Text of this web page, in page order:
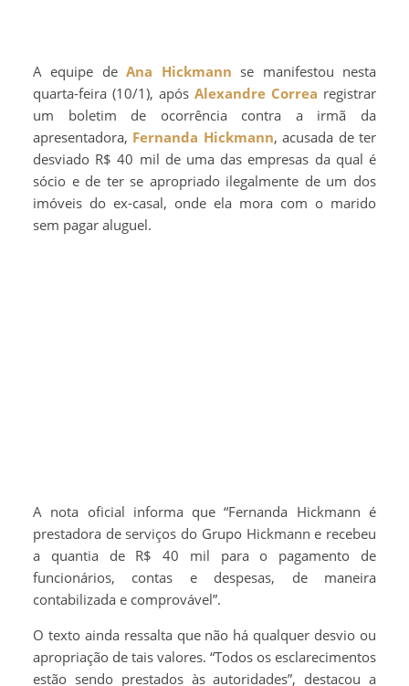
A equipe deAna Hickmann se manifestou nesta
quarta-feira (10/1), após Alexandre Correa registrar
um boletim de ocorrência contra a irmã da
apresentadora, Fernanda Hickmann, acusada de ter
desviado R$ 40 mil de uma das empresas da qual é
sócio e de ter se apropriado ilegalmente de um dos
imóveis do ex-casal, onde ela mora com o marido
sem pagar aluguel.
A nota oficial informa que “Fernanda Hickmann é
prestadora de serviços do Grupo Hickmann e recebeu
a quantia de R$ 40 mil para o pagamento de
funcionários, contas e despesas, de maneira
contabilizada e comprovável”.
O texto ainda ressalta que não há qualquer desvio ou
apropriação de tais valores. “Todos os esclarecimentos
estão sendo prestados às autoridades”, destacou a